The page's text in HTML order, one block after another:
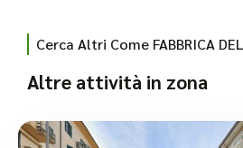
Cerca Altri Come FABBRICA
Altre attività in zona